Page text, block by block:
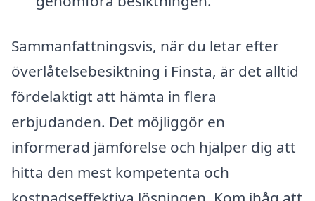
Sammanfattningsvis, när du letar efter
överlåtelsebesiktning i Finsta, är det alltid
fördelaktigt att hämta in flera
erbjudanden. Det möjliggör en
informerad jämförelse och hjälper dig att
hitta den mest kompetenta och